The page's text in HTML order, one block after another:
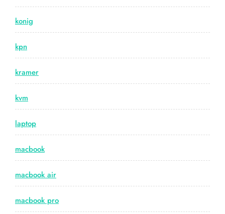
konig
kpn
kramer
kvm
laptop
macbook
macbook air
macbook pro